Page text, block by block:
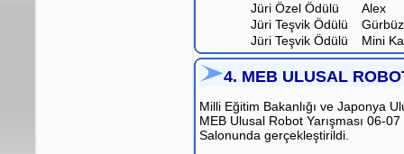
Jüri Özel Ödülü
Alex
Jüri Teşvik Ödülü
Gürbüz
Jüri Teşvik Ödülü
Mini
4. MEB ULUSAL
Milli Eğitim Bakanlığı ve Japonya
MEB Ulusal Robot Yarışması 06-
Salonunda gerçekleştirildi.